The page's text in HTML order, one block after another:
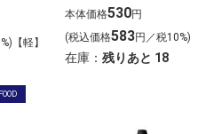
【軽】
2026年8月17日のた
め特別価格で。
本体価格530円
(税込価格583円／税10%)
在庫： 残りあと 18